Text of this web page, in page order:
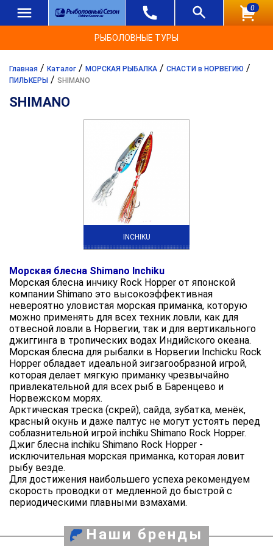
0
РЫБОЛОВНЫЕ ТУРЫ
Главная / Каталог / МОРСКАЯ РЫБАЛКА / СНАСТИ в НОРВЕГИЮ /
ПИЛЬКЕРЫ / SHIMANO
SHIMANO
INCHIKU
Морская блесна Shimano Inchiku
Морская блесна инчику Rock Hopper от японской
компании Shimano это высокоэффективная
невероятно уловистая морская приманка, которую
можно применять для всех техник ловли, как для
отвесной ловли в Норвегии, так и для вертикального
джиггинга в тропических водах Индийского океана.
Морская блесна для рыбалки в Норвегии Inchicku Rock
Hopper обладает идеальной зигзагообразной игрой,
которая делает мягкую приманку чрезвычайно
привлекательной для всех рыб в Баренцево и
Норвежском морях.
Арктическая треска (скрей), сайда, зубатка, менёк,
красный окунь и даже палтус не могут устоять перед
соблазнительной игрой inchiku Shimano Rock Hopper.
Джиг блесна inchiku Shimano Rock Hopper -
исключительная морская приманка, которая ловит
рыбу везде.
Для достижения наибольшего успеха рекомендуем
скорость проводки от медленной до быстрой с
периодическими плавными взмахами.
Наши бренды